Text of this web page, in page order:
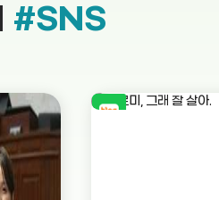
#SNS